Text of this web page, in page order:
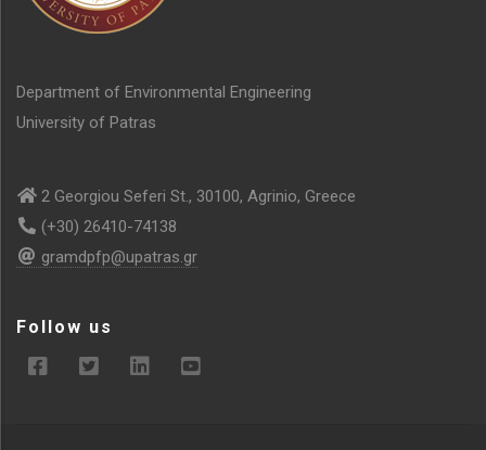
Department of Environmental Engineering
University of Patras
2 Georgiou Seferi St., 30100, Agrinio, Greece
(+30) 26410-74138
gramdpfp@upatras.gr
Follow us